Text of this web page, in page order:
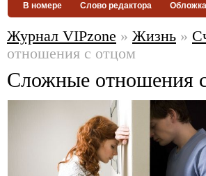
В номере Слово редактора Обложка
Журнал VIPzone » Жизнь »
отношения с отцом
Сложные отношения